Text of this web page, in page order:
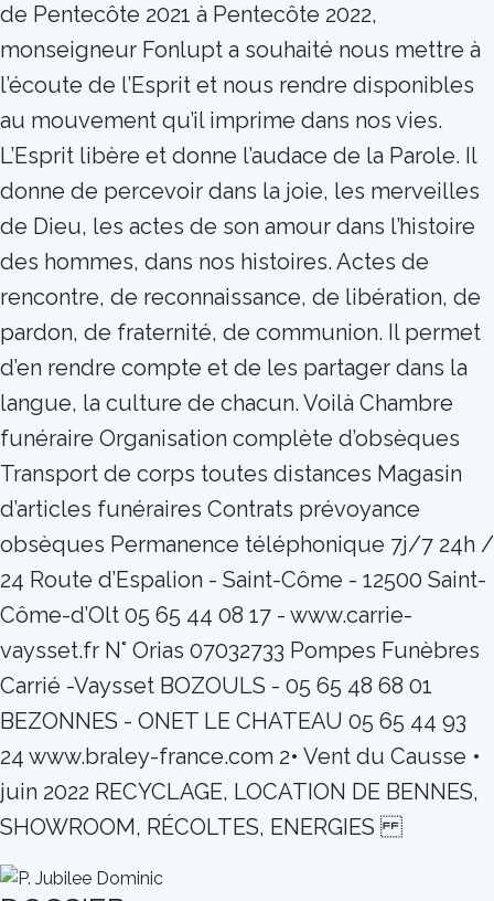
de Pentecôte 2021 à Pentecôte 2022,
monseigneur Fonlupt a souhaité nous mettre à
l’écoute de l’Esprit et nous rendre disponibles
au mouvement qu’il imprime dans nos vies.
L’Esprit libère et donne l’audace de la Parole. Il
donne de percevoir dans la joie, les merveilles
de Dieu, les actes de son amour dans l’histoire
des hommes, dans nos histoires. Actes de
rencontre, de reconnaissance, de libération, de
pardon, de fraternité, de communion. Il permet
d’en rendre compte et de les partager dans la
langue, la culture de chacun. Voilà Chambre
funéraire Organisation complète d’obsèques
Transport de corps toutes distances Magasin
d’articles funéraires Contrats prévoyance
obsèques Permanence téléphonique 7j/7 24h /
24 Route d’Espalion - Saint-Côme - 12500 Saint-
Côme-d’Olt 05 65 44 08 17 - www.carrie-
vaysset.fr N° Orias 07032733 Pompes Funèbres
Carrié -Vaysset BOZOULS - 05 65 48 68 01
BEZONNES - ONET LE CHATEAU 05 65 44 93
24 www.braley-france.com 2• Vent du Causse •
juin 2022 RECYCLAGE, LOCATION DE BENNES,
SHOWROOM, RÉCOLTES, ENERGIES